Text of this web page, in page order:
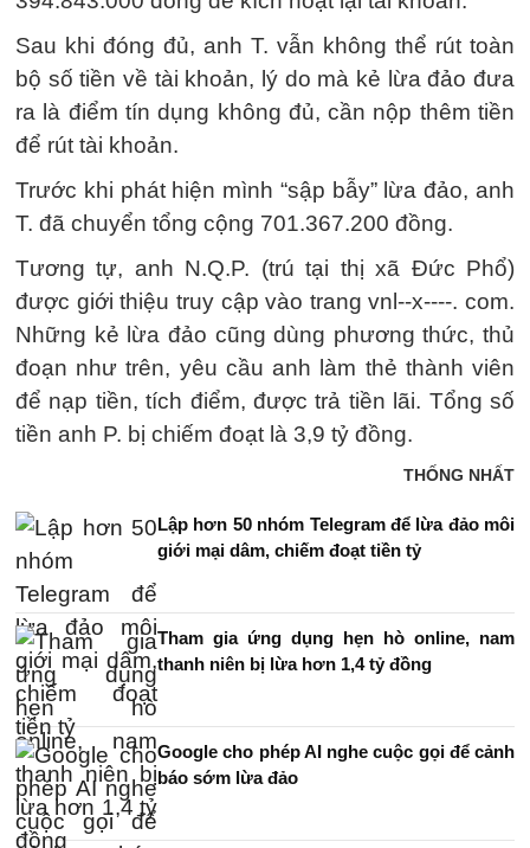
Sau khi đóng đủ, anh T. vẫn không thể rút toàn
bộ số tiền về tài khoản, lý do mà kẻ lừa đảo đưa
ra là điểm tín dụng không đủ, cần nộp thêm tiền
để rút tài khoản.
Trước khi phát hiện mình “sập bẫy” lừa đảo, anh
T. đã chuyển tổng cộng 701.367.200 đồng.
Tương tự, anh N.Q.P. (trú tại thị xã Đức Phổ)
được giới thiệu truy cập vào trang vnl--x----. com.
Những kẻ lừa đảo cũng dùng phương thức, thủ
đoạn như trên, yêu cầu anh làm thẻ thành viên
để nạp tiền, tích điểm, được trả tiền lãi. Tổng số
tiền anh P. bị chiếm đoạt là 3,9 tỷ đồng.
THỐNG NHẤT
Lập hơn 50 nhóm Telegram để lừa đảo môi
giới mại dâm, chiếm đoạt tiền tỷ
Tham gia ứng dụng hẹn hò online, nam
thanh niên bị lừa hơn 1,4 tỷ đồng
Google cho phép AI nghe cuộc gọi để cảnh
báo sớm lừa đảo